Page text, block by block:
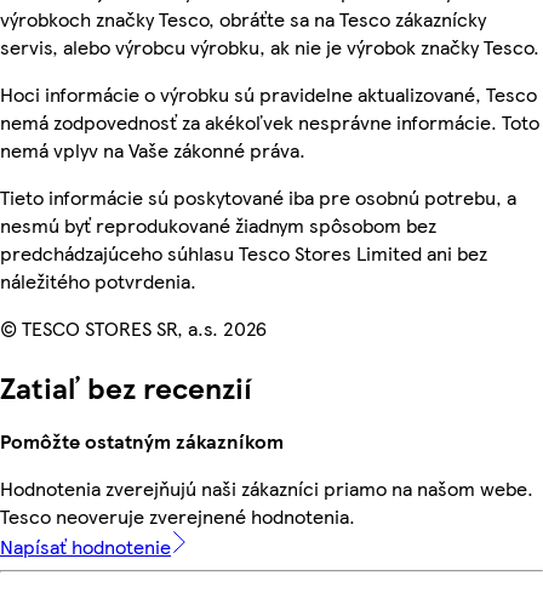
výrobkoch značky Tesco, obráťte sa na Tesco zákaznícky
servis, alebo výrobcu výrobku, ak nie je výrobok značky Tesco.
Hoci informácie o výrobku sú pravidelne aktualizované, Tesco
nemá zodpovednosť za akékoľvek nesprávne informácie. Toto
nemá vplyv na Vaše zákonné práva.
Tieto informácie sú poskytované iba pre osobnú potrebu, a
nesmú byť reprodukované žiadnym spôsobom bez
predchádzajúceho súhlasu Tesco Stores Limited ani bez
náležitého potvrdenia.
© TESCO STORES SR, a.s. 2026
Zatiaľ bez recenzií
Pomôžte ostatným zákazníkom
Hodnotenia zverejňujú naši zákazníci priamo na našom webe.
Tesco neoveruje zverejnené hodnotenia.
Napísať hodnotenie